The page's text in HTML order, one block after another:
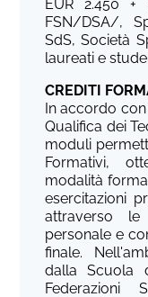
EUR 2.450 +
FSN/DSA/,
SdS, Società
laureati e
CREDITI
In accordo
Qualifica dei
moduli
Formativi,
modalità
esercitazioni
attraverso
personale e
finale.
dalla Scuola
Federazioni